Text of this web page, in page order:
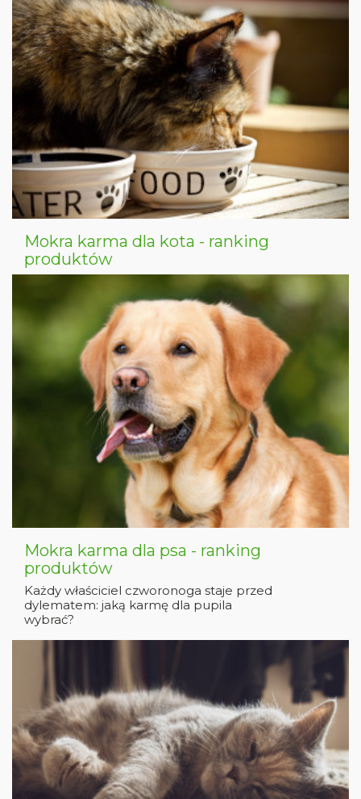
Mokra karma dla kota - ranking
produktów
Mokra karma dla psa - ranking
produktów
Każdy właściciel czworonoga staje przed
dylematem: jaką karmę dla pupila
wybrać?